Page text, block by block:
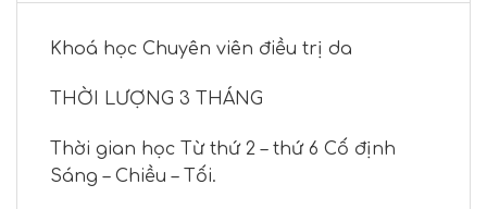
Khoá học Chuyên viên điều trị da
THỜI LƯỢNG 3 THÁNG
Thời gian học Từ thứ 2 – thứ 6 Cố định
Sáng – Chiều – Tối.